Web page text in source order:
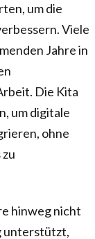
um die
Viele
Jahre in
Die Kita
um digitale
ohne
hinweg nicht
unterstützt,